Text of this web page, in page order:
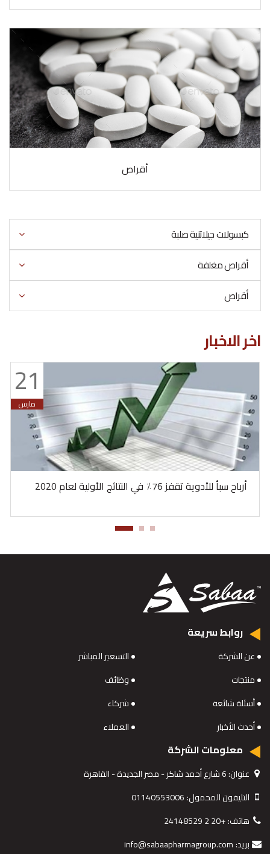
كبسولات جيلاتنية صلبة
أقراص مغلفة
أقراص
اخر الاخبار
21
مارس
أرباح سبأ للأدوية تقفز 76٪ في النتائج الأولية لعام 2020
أقراص
روابط سريعة
عن الشركة
التسعير المباشر
منتجات
وظائف
أسئلة شائعة
شركاء
أحدث الأخبار
العملاء
معلومات الشركة
عنوان:
التليفون المحمول:01140553006
هاتف:+20 2 24148529
بريد:info@sabaapharmagroup.com